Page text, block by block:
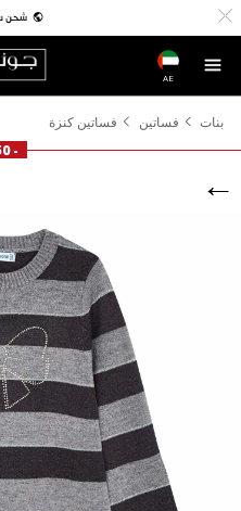
AE
بنات فساتين
فساتين كنزة
- 50 %